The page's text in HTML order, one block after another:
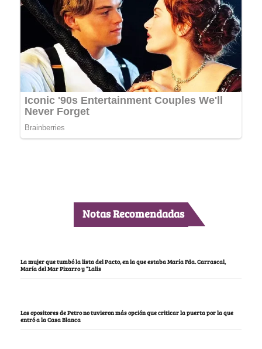
Notas Recomendadas
La mujer que tumbó la lista del Pacto, en la que estaba María Fda. Carrascal,
María del Mar Pizarro y “Lalis
Los opositores de Petro no tuvieron más opción que criticar la puerta por la que
entró a la Casa Blanca